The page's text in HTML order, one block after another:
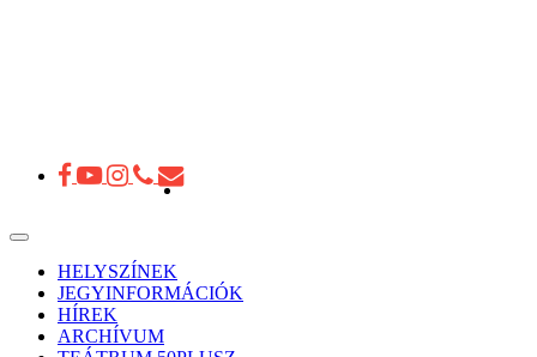
Toggle
navigationHELYSZÍNEK
JEGYINFORMÁCIÓK
HÍREK
ARCHÍVUM